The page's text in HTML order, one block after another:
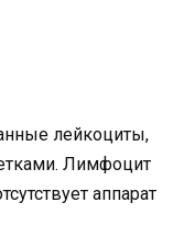
лейкоциты,
Лимфоцит
аппарат